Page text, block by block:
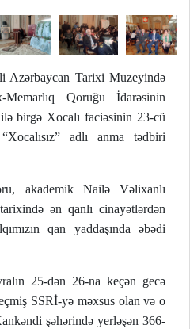
Azərbaycan Tarixi Muzeyində
Qoruğu İdarəsinin
birgə Xocalı faciəsinin 23-cü
adlı anma tədbiri
akademik Nailə Vəlixanlı
tarixində ən qanlı cinayətlərdən
qan yaddaşında əbədi
25-dən 26-na keçən gecə
SSRİ-yə məxsus olan və o
şəhərində yerləşən 366-